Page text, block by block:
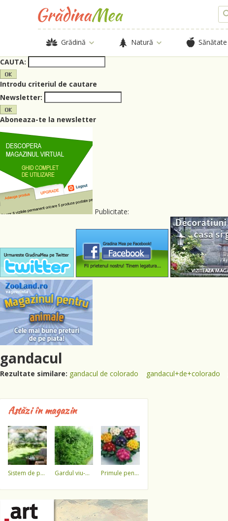
Grădină Natură Sănătate
CAUTA:
Introdu criteriul de cautare
Newsletter:
Aboneaza-te la newsletter
Publicitate:
gandacul
Rezultate similare: gandacul de colorado gandacul+de+colorado
Astăzi în magazin
sistem de pulverizare a apei gardul viu-minune! primule pentru 1 martie 3,5 lei / ghiveci !!!!